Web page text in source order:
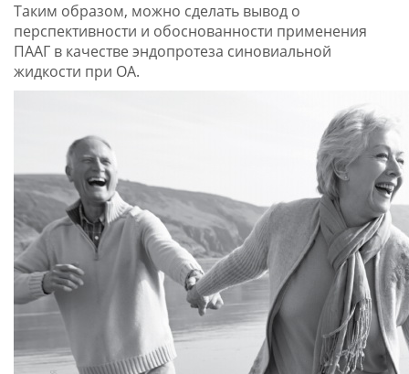
Таким образом, можно сделать вывод о
перспективности и обоснованности применения
ПААГ в качестве эндопротеза синовиальной
жидкости при ОА.